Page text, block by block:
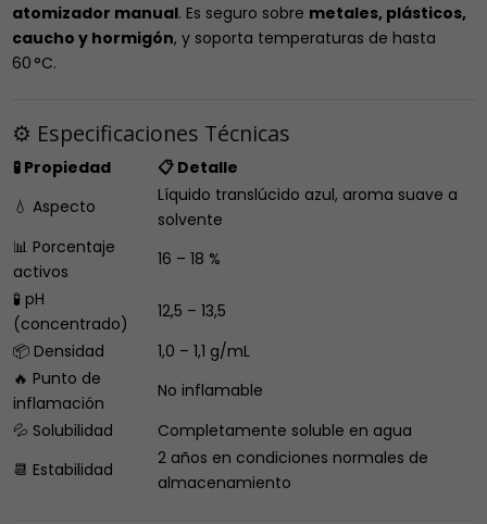
atomizador manual. Es seguro sobre metales, plásticos,
caucho y hormigón, y soporta temperaturas de hasta
60 °C.
⚙️ Especificaciones Técnicas
🧪 Propiedad
📋 Detalle
💧 Aspecto
Líquido translúcido azul, aroma suave a
solvente
📊 Porcentaje
activos
16 – 18 %
🧪 pH
(concentrado)
12,5 – 13,5
📦 Densidad
1,0 – 1,1 g/mL
🔥 Punto de
inflamación
No inflamable
💦 Solubilidad
Completamente soluble en agua
📆 Estabilidad
2 años en condiciones normales de
almacenamiento